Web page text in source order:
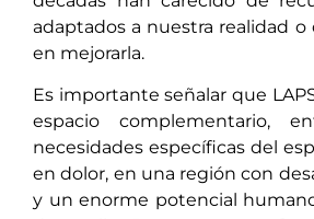
adaptados a nuestra realidad
en mejorarla.
Es importante señalar que
espacio complementario,
necesidades específicas del
en dolor, en una región con
y un enorme potencial